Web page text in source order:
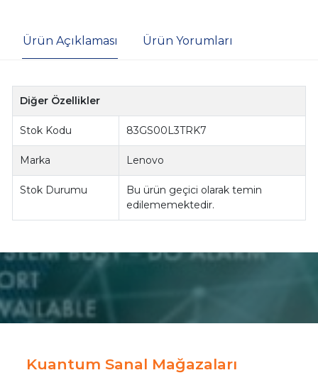
Ürün Açıklaması Ürün Yorumları
Diğer Özellikler
Stok Kodu 83GS00L3TRK7
Marka Lenovo
Stok Durumu
Bu ürün geçici olarak temin
edilememektedir.
Kuantum Sanal Mağazaları